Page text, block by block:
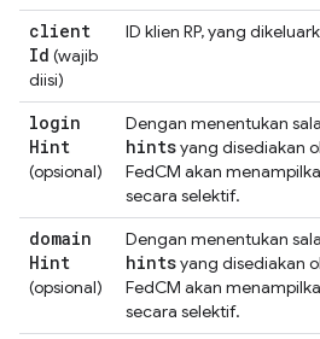
client
Id (wajib
diisi)
ID klien RP, yang
login
Hint
(opsional)
Dengan menentukan
hintsyang disediakan
FedCM akan
secara selektif.
domain
Hint
(opsional)
Dengan menentukan
hintsyang disediakan
FedCM akan
secara selektif.